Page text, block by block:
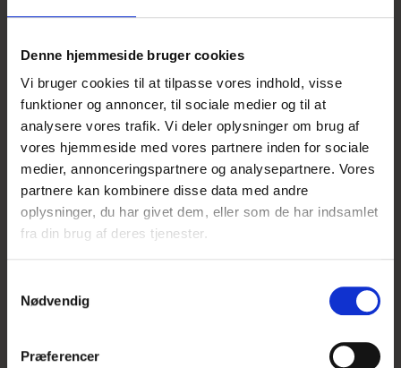
Denne hjemmeside bruger cookies
Vi bruger cookies til at tilpasse vores indhold, visse
funktioner og annoncer, til sociale medier og til at
analysere vores trafik. Vi deler oplysninger om brug af
vores hjemmeside med vores partnere inden for sociale
medier, annonceringspartnere og analysepartnere. Vores
partnere kan kombinere disse data med andre
oplysninger, du har givet dem, eller som de har indsamlet
fra din brug af deres tjenester.
Nødvendig
Præferencer
Dørmåtte med Kokosfibre og med et motiv af et par flyvende
Kan anvendes både ude og inde.
Måler ca. 45 x 75 cm
Beskrivelse
Måler ca. 45 x 75 cm